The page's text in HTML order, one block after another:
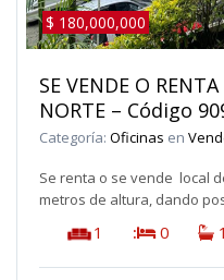
$ 180,000,000
SE VENDE O
NORTE – Código
Categoría: Oficinas en
Se renta o se vende local
metros de altura, dando
1 : 0 1